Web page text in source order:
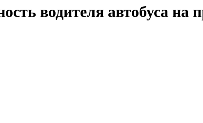
водителя автобуса на